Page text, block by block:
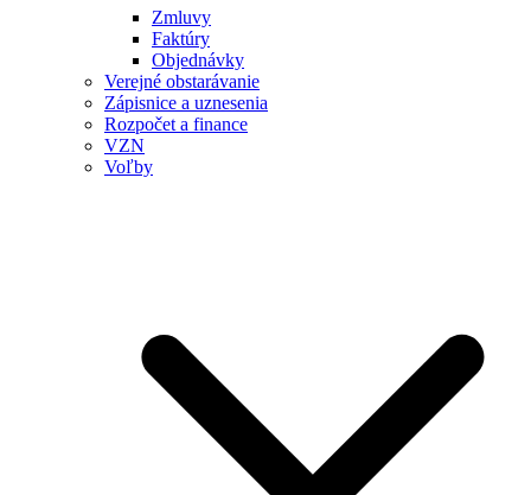
Zmluvy
Faktúry
Objednávky
Verejné obstarávanie
Zápisnice a uznesenia
Rozpočet a finance
VZN
Voľby